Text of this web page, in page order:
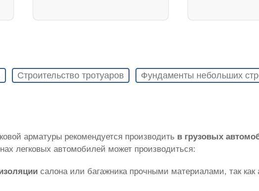
Строительство тротуаров Фундаменты небольших
арматуры рекомендуется производить в грузовых
легковых автомобилей может производиться:
салона или багажника прочными материалами, так